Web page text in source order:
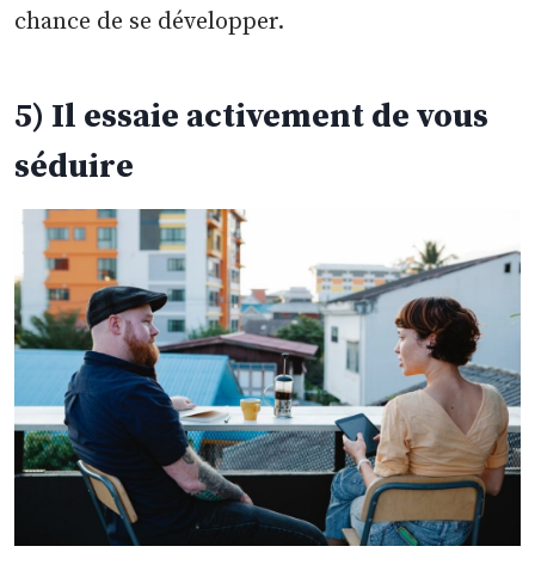
chance de se développer.
5) Il essaie activement de vous
séduire